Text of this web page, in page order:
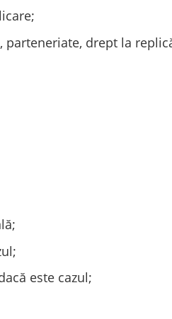
drept la
este cazul;